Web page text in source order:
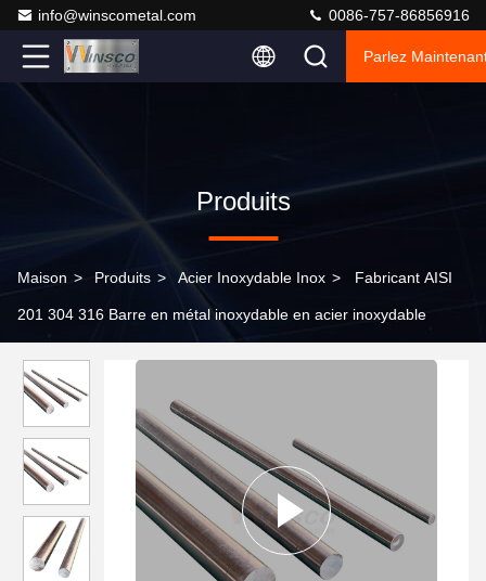
info@winscometal.com 0086-757-86856916
Parlez
Produits
Maison > Produits > Acier Inoxydable Inox > Fabricant AISI
201 304 316 Barre en métal inoxydable en acier inoxydable